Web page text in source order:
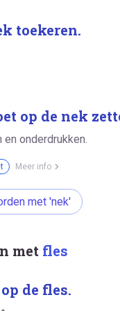
toekeren.
op de nek
onderdrukken.
Meer info
met 'nek'
met fles
de fles.